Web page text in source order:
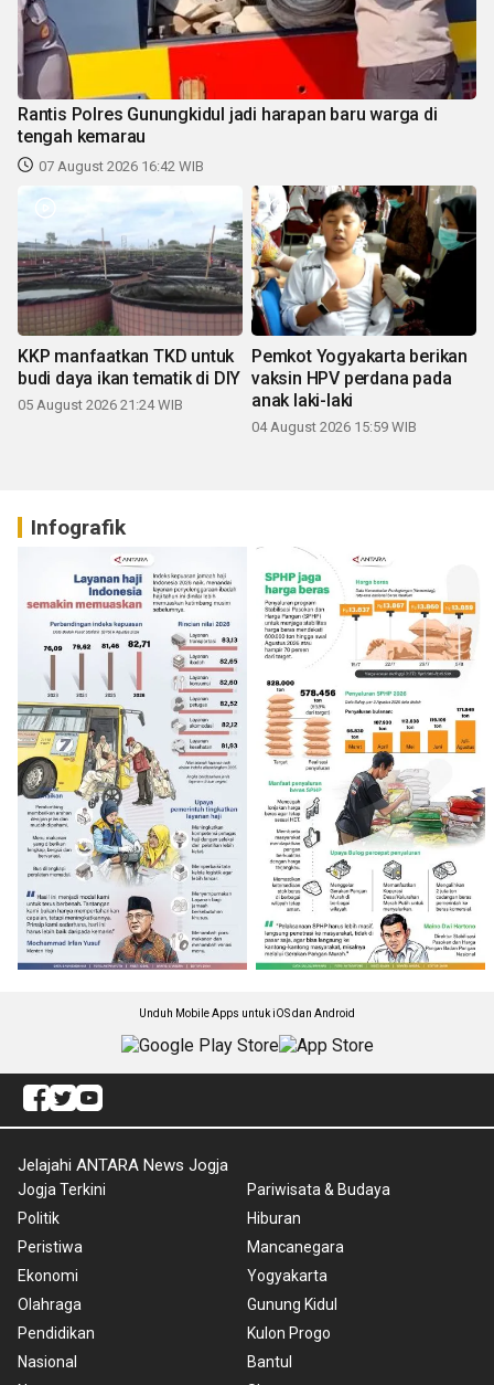
Rantis Polres Gunungkidul jadi harapan baru warga di
tengah kemarau
07 August 2026 16:42 WIB
KKP manfaatkan TKD untuk
budi daya ikan tematik di DIY
05 August 2026 21:24 WIB
Pemkot Yogyakarta berikan
vaksin HPV perdana pada
anak laki-laki
04 August 2026 15:59 WIB
Infografik
Unduh Mobile Apps untuk iOS dan Android
Jelajahi ANTARA News Jogja
Jogja Terkini
Politik
Peristiwa
Ekonomi
Olahraga
Pendidikan
Nasional
Pariwisata & Budaya
Hiburan
Mancanegara
Yogyakarta
Gunung Kidul
Kulon Progo
Bantul